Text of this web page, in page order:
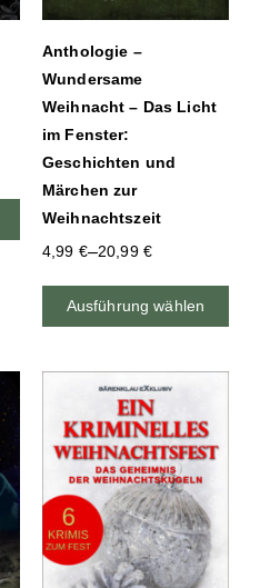
Anthologie –
Wundersame
Weihnacht – Das Licht
im Fenster:
Geschichten und
Märchen zur
Weihnachtszeit
4,99 €–20,99 €
Ausführung wählen